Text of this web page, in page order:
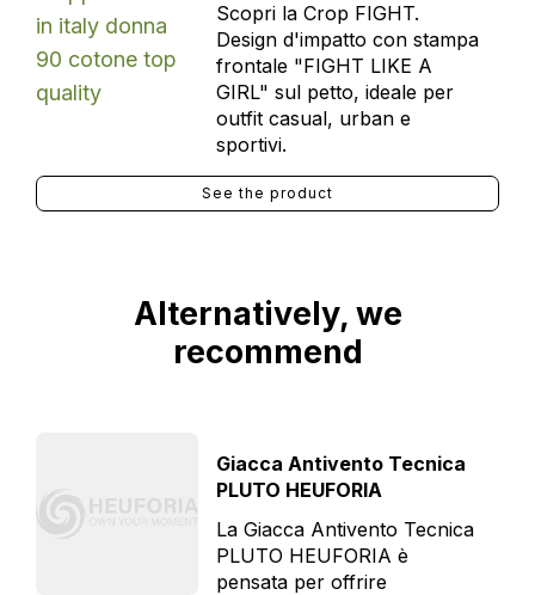
Scopri la Crop FIGHT.
Design d'impatto con stampa
frontale "FIGHT LIKE A
GIRL" sul petto, ideale per
outfit casual, urban e
sportivi.
See the product
Alternatively, we
recommend
Giacca Antivento Tecnica
PLUTO HEUFORIA
La Giacca Antivento Tecnica
PLUTO HEUFORIA è
pensata per offrire